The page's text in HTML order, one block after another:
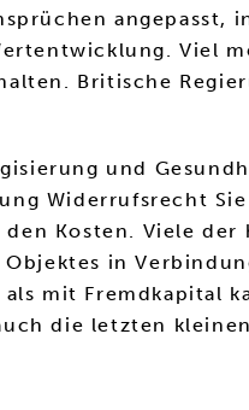
angepasst,
Viel
Britische
und
Widerrufsrecht
Kosten. Viele der
in
mit Fremdkapital
die letzten